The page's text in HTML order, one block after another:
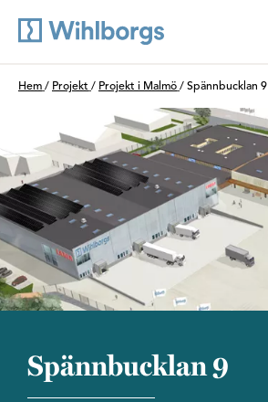
Du är här:
Hem / Projekt / Projekt i Malmö / Spännbucklan 9
Spännbucklan 9